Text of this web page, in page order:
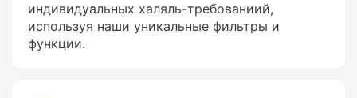
индивидуальных халяль-требованиий,
используя наши уникальные фильтры и
функции.